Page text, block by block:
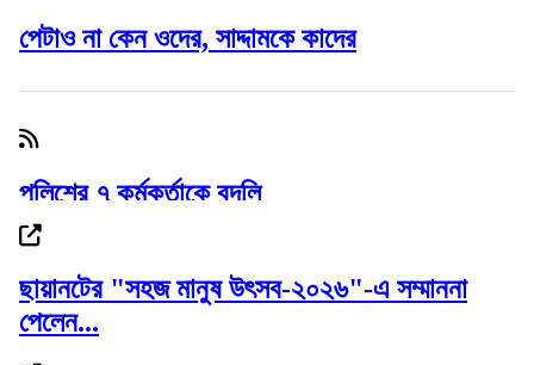
পেটাও না কেন ওদের, সাদ্দামকে কাদের
পুলিশের ৭ কর্মকর্তাকে বদলি
গোলাপগঞ্জে প্রাথমিক শিক্ষাবৃত্তি পাওয়া ৭...
ছায়ানটের "সহজ মানুষ উৎসব-২০২৬"-এ সম্মাননা
পেলেন...